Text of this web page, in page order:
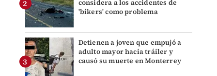
considera a los accidentes de
'bikers' como problema
Detienen a joven que empujó a
adulto mayor hacia tráiler y
causó su muerte en Monterrey